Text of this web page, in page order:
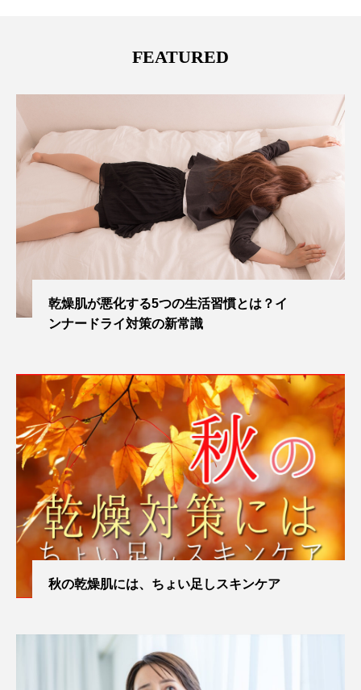
FEATURED
乾燥肌が悪化する5つの生活習慣とは？イ
ンナードライ対策の新常識
秋の乾燥肌には、ちょい足しスキンケア